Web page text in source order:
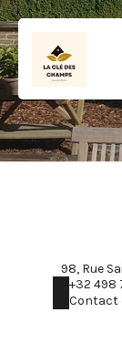
98, Rue
+32 498
Contact